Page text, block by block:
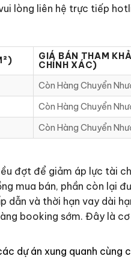
lòng liên hệ trực tiếp
GIÁ BÁN THAM
CHÍNH XÁC)
Còn Hàng Chuyển
Còn Hàng Chuyển
Còn Hàng Chuyển
đợt để giảm áp lực tài
mua bán, phần còn lại
và thời hạn vay dài
booking sớm. Đây là
dự án xung quanh cùng